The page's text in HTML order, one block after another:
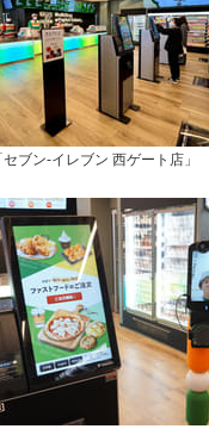
ブン-イレブン 西ゲート店」